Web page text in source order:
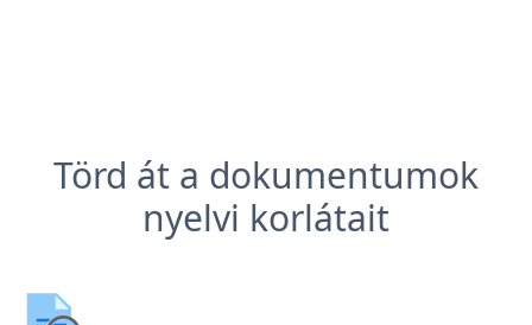
Törd át a dokumentumok
nyelvi korlátait